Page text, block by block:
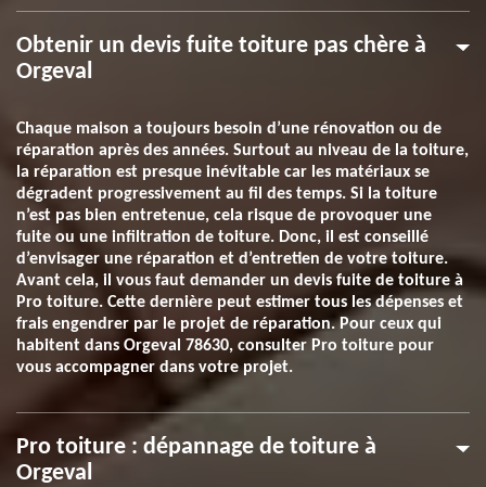
Obtenir un devis fuite toiture pas chère à
Orgeval
Chaque maison a toujours besoin d’une rénovation ou de
réparation après des années. Surtout au niveau de la toiture,
la réparation est presque inévitable car les matériaux se
dégradent progressivement au fil des temps. Si la toiture
n’est pas bien entretenue, cela risque de provoquer une
fuite ou une infiltration de toiture. Donc, il est conseillé
d’envisager une réparation et d’entretien de votre toiture.
Avant cela, il vous faut demander un devis fuite de toiture à
Pro toiture. Cette dernière peut estimer tous les dépenses et
frais engendrer par le projet de réparation. Pour ceux qui
habitent dans Orgeval 78630, consulter Pro toiture pour
vous accompagner dans votre projet.
Pro toiture : dépannage de toiture à
Orgeval